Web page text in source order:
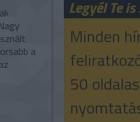
Legyél Te
Minden
50
a